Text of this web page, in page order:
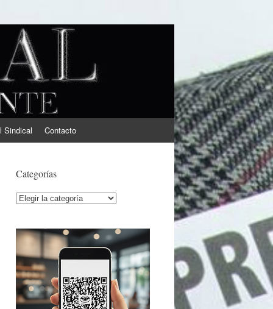
Sindical Contacto
Categorías
Categorías